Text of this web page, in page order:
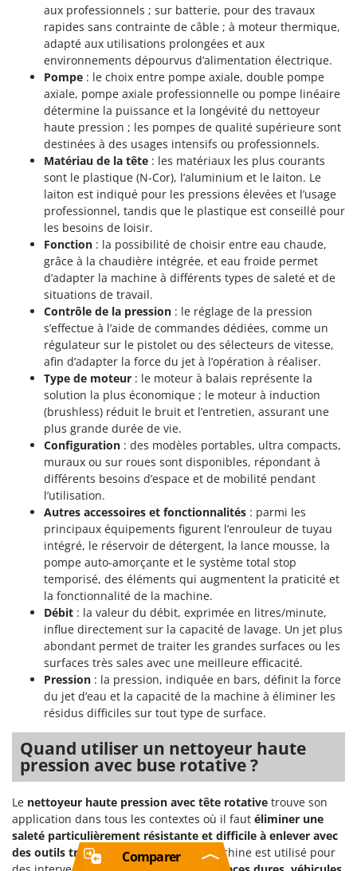
aux professionnels ; sur batterie, pour des travaux
rapides sans contrainte de câble ; à moteur thermique,
adapté aux utilisations prolongées et aux
environnements dépourvus d’alimentation électrique.
Pompe : le choix entre pompe axiale, double pompe
axiale, pompe axiale professionnelle ou pompe linéaire
détermine la puissance et la longévité du nettoyeur
haute pression ; les pompes de qualité supérieure sont
destinées à des usages intensifs ou professionnels.
Matériau de la tête : les matériaux les plus courants
sont le plastique (N-Cor), l’aluminium et le laiton. Le
laiton est indiqué pour les pressions élevées et l’usage
professionnel, tandis que le plastique est conseillé pour
les besoins de loisir.
Fonction : la possibilité de choisir entre eau chaude,
grâce à la chaudière intégrée, et eau froide permet
d’adapter la machine à différents types de saleté et de
situations de travail.
Contrôle de la pression : le réglage de la pression
s’effectue à l’aide de commandes dédiées, comme un
régulateur sur le pistolet ou des sélecteurs de vitesse,
afin d’adapter la force du jet à l’opération à réaliser.
Type de moteur : le moteur à balais représente la
solution la plus économique ; le moteur à induction
(brushless) réduit le bruit et l’entretien, assurant une
plus grande durée de vie.
Configuration : des modèles portables, ultra compacts,
muraux ou sur roues sont disponibles, répondant à
différents besoins d’espace et de mobilité pendant
l’utilisation.
Autres accessoires et fonctionnalités : parmi les
principaux équipements figurent l’enrouleur de tuyau
intégré, le réservoir de détergent, la lance mousse, la
pompe auto-amorçante et le système total stop
temporisé, des éléments qui augmentent la praticité et
la fonctionnalité de la machine.
Débit : la valeur du débit, exprimée en litres/minute,
influe directement sur la capacité de lavage. Un jet plus
abondant permet de traiter les grandes surfaces ou les
surfaces très sales avec une meilleure efficacité.
Pression : la pression, indiquée en bars, définit la force
du jet d’eau et la capacité de la machine à éliminer les
résidus difficiles sur tout type de surface.
Quand utiliser un nettoyeur haute
pression avec buse rotative ?
Le nettoyeur haute pression avec tête rotative trouve son
application dans tous les contextes où il faut éliminer une
saleté particulièrement résistante et difficile à enlever avec
des outils traditionnels. Ce type de machine est utilisé pour
Comparer